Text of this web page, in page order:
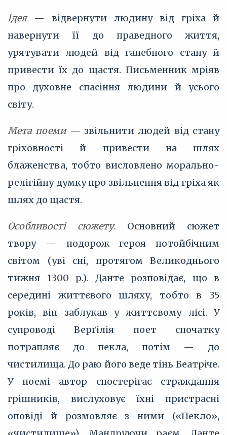
Ідея— відвернути людину від гріха й
навернути її до праведного життя,
урятувати людей від ганебного стану й
привести їх до щастя. Письменник мріяв
про духовне спасіння людини й усього
світу.
Мета поеми— звільнити людей від стану
гріховності й привести на шлях
блаженства, тобто висловлено морально-
релігійну думку про звільнення від гріха як
шлях до щастя.
Особливості сюжету. Основний сюжет
твору — подорож героя потойбічним
світом (уві сні, протягом Великоднього
тижня 1300 р.). Данте розповідає, що в
середині життєвого шляху, тобто в 35
років, він заблукав у життєвому лісі. У
супроводі Верґілія поет спочатку
потрапляє до пекла, потім — до
чистилища. До раю його веде тінь Беатріче.
У поемі автор спостерігає страждання
грішників, вислуховує їхні пристрасні
оповіді й розмовляє з ними («Пекло»,